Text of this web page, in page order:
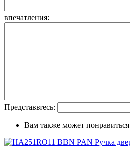
впечатления:
Представьтесь:
Вам также может понравиться